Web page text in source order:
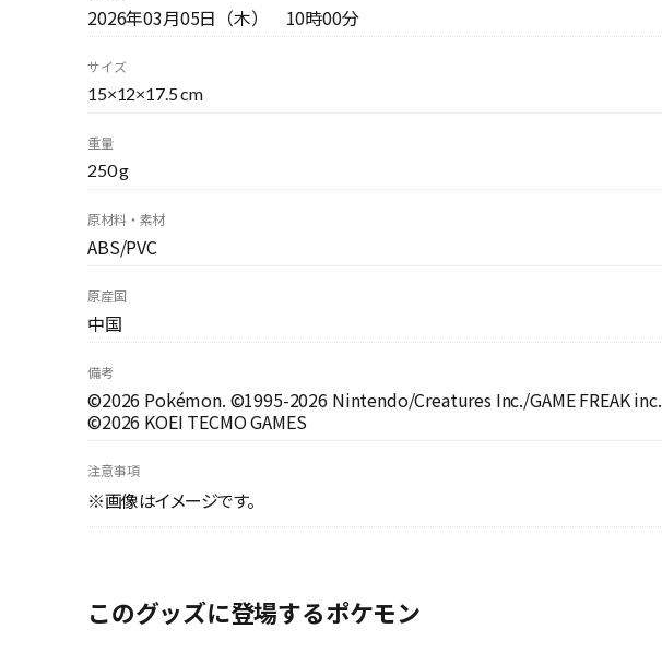
2026年03月05日（木） 10時00分
サイズ
15×12×17.5 cm
重量
250 g
原材料・素材
ABS/PVC
原産国
中国
備考
©2026 Pokémon. ©1995-2026 Nintendo/Creatures Inc./GAME FREAK inc.
©2026 KOEI TECMO GAMES
注意事項
※画像はイメージです。
このグッズに登場するポケモン